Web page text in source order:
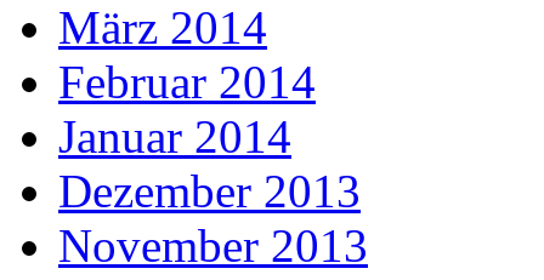
März 2014
Februar 2014
Januar 2014
Dezember 2013
November 2013